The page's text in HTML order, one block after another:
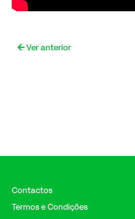
Ver anterior
Contactos
Termos e Condições